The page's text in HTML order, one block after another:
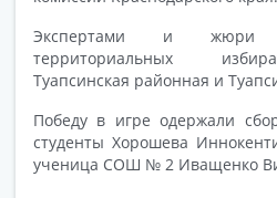
Экспертами и жюри
территориальных
Туапсинская районная и
Победу в игре одержали
студенты Хорошева
ученица СОШ № 2 Иващенко